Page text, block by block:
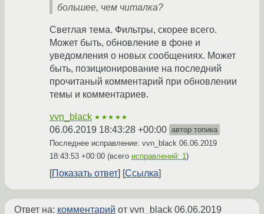
большее, чем читалка?
Светлая тема. Фильтры, скорее всего.
Может быть, обновление в фоне и
уведомления о новых сообщениях. Может
быть, позиционирование на последний
прочитаный комментарий при обновлении
темы и комментариев.
vvn_black ★★★★★
06.06.2019 18:43:28 +00:00 автор топика
Последнее исправление: vvn_black 06.06.2019
18:43:53 +00:00 (всего исправлений: 1 )
Показать ответ Ссылка
Ответ на: комментарий от vvn_black 06.06.2019